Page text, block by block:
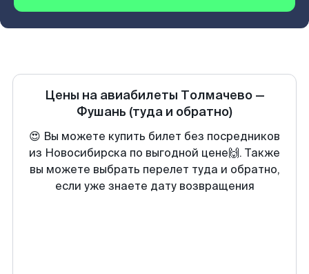
Цены на авиабилеты Толмачево—
Фушань (туда и обратно)
😍 Вы можете купить билет без посредников
из Новосибирска по выгодной цене🙌. Также
вы можете выбрать перелет туда и обратно,
если уже знаете дату возвращения